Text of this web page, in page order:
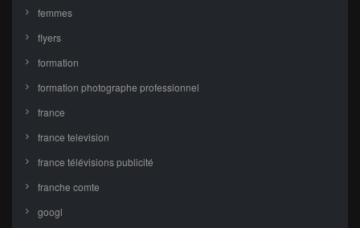
femmes
flyers
formation
formation photographe professionnel
france
france television
france télévisions publicité
franche comte
googl